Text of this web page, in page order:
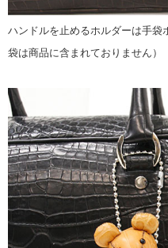
ハンドルを止めるホルダーは手袋
袋は商品に含まれておりません）